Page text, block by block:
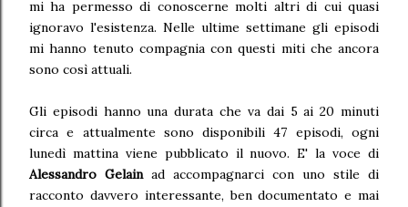
mi ha permesso di conoscerne molti altri di cui quasi
ignoravo l'esistenza. Nelle ultime settimane gli episodi
mi hanno tenuto compagnia con questi miti che ancora
sono così attuali.
Gli episodi hanno una durata che va dai 5 ai 20 minuti
circa e attualmente sono disponibili 47 episodi, ogni
lunedì mattina viene pubblicato il nuovo. E' la voce di
Alessandro Gelainad accompagnarci con uno stile di
racconto davvero interessante, ben documentato e mai